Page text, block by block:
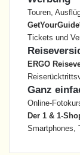
Touren,
Tickets und
ERGO
Ganz
Online-
Der 1 & 1-
Smartphones,